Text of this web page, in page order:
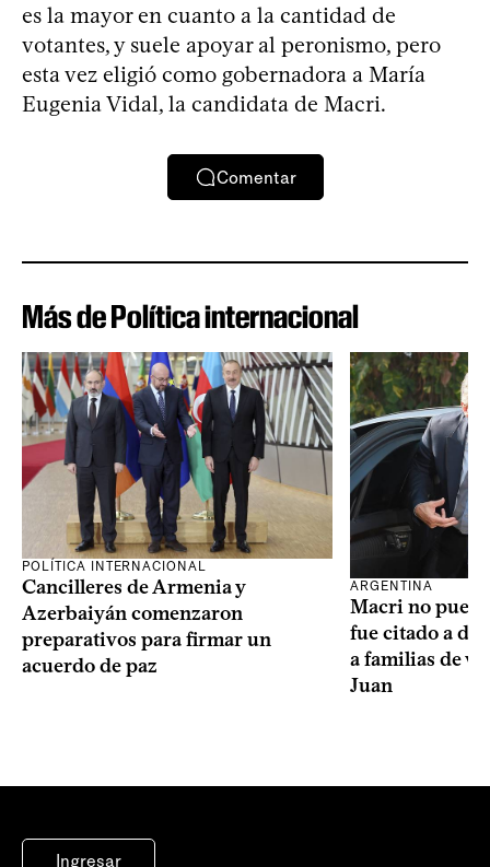
es la mayor en cuanto a la cantidad de
votantes, y suele apoyar al peronismo, pero
esta vez eligió como gobernadora a María
Eugenia Vidal, la candidata de Macri.
Comentar
Más de Política internacional
POLÍTICA INTERNACIONAL
Cancilleres de Armenia y
Azerbaiyán comenzaron
preparativos para firmar un
acuerdo de paz
ARGENTINA
Macri no
fue citado a
a familias de
Juan
Ingresar